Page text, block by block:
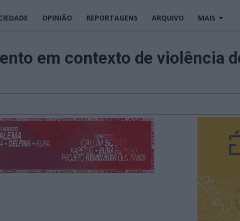
OPINIÃO REPORTAGENS ARQUIVO MAIS
em contexto de violência